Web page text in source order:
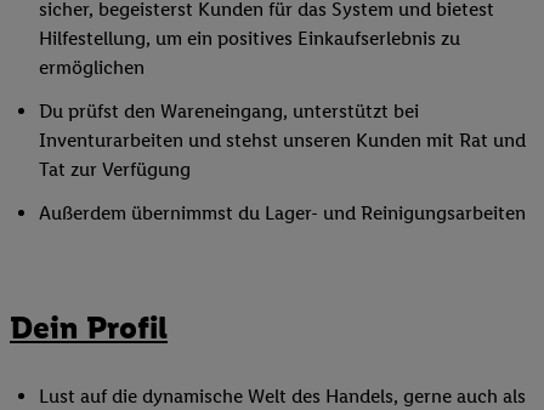
sicher, begeisterst Kunden für das System und bietest
Hilfestellung, um ein positives Einkaufserlebnis zu
ermöglichen
Du prüfst den Wareneingang, unterstützt bei
Inventurarbeiten und stehst unseren Kunden mit Rat und
Tat zur Verfügung
Außerdem übernimmst du Lager- und Reinigungsarbeiten
Dein Profil
Lust auf die dynamische Welt des Handels, gerne auch als